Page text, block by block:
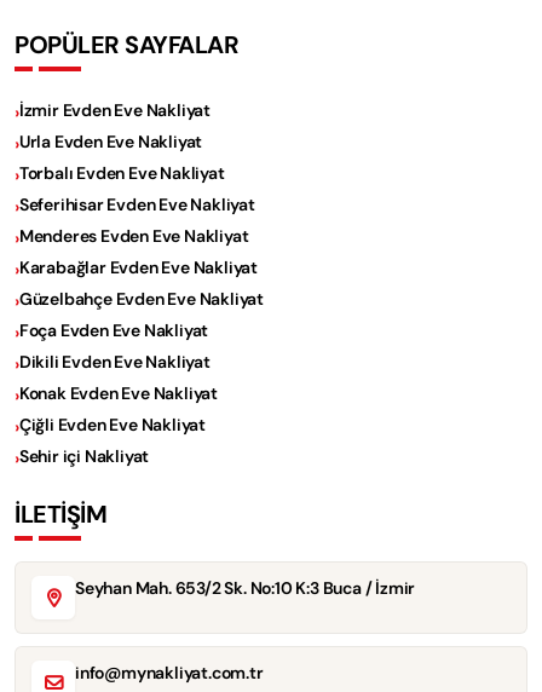
POPÜLER SAYFALAR
İzmir Evden Eve Nakliyat
Urla Evden Eve Nakliyat
Torbalı Evden Eve Nakliyat
Seferihisar Evden Eve Nakliyat
Menderes Evden Eve Nakliyat
Karabağlar Evden Eve Nakliyat
Güzelbahçe Evden Eve Nakliyat
Foça Evden Eve Nakliyat
Dikili Evden Eve Nakliyat
Konak Evden Eve Nakliyat
Çiğli Evden Eve Nakliyat
Sehir içi Nakliyat
İLETİŞİM
Seyhan Mah. 653/2 Sk. No:10 K:3 Buca / İzmir
info@mynakliyat.com.tr